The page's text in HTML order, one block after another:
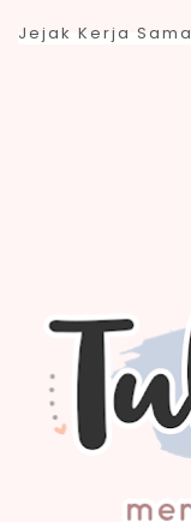
Jejak Kerja Sama